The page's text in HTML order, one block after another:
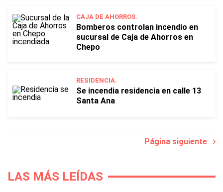
CAJA DE AHORROS.
Bomberos controlan incendio en
sucursal de Caja de Ahorros en
Chepo
RESIDENCIA.
Se incendia residencia en calle 13
Santa Ana
Página siguiente
LAS MÁS LEÍDAS